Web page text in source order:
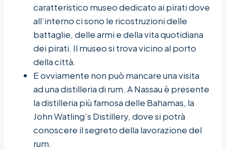
caratteristico museo dedicato ai pirati dove
all’interno ci sono le ricostruzioni delle
battaglie, delle armi e della vita quotidiana
dei pirati. Il museo si trova vicino al porto
della città.
E ovviamente non può mancare una visita
ad una distilleria di rum. A Nassau è presente
la distilleria più famosa delle Bahamas, la
John Watling’s Distillery, dove si potrà
conoscere il segreto della lavorazione del
rum.